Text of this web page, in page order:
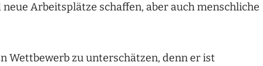
Arbeitsplätze schaffen, aber auch menschliche
Wettbewerb zu unterschätzen, denn er ist